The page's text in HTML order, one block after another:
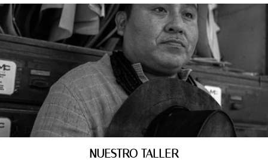
NUESTRO TALLER